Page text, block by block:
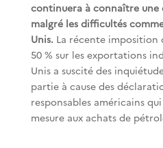
continuera à connaître une
malgré les difficultés
Unis.La récente imposition
50 % sur les exportations
Unis a suscité des
partie à cause des
responsables américains
mesure aux achats de